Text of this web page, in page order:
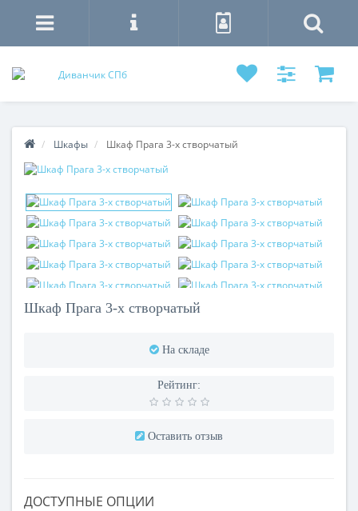
Шкафы Шкаф Прага 3-х створчатый
Шкаф Прага 3-х створчатый
На складе
Рейтинг:
Оставить отзыв
ДОСТУПНЫЕ ОПЦИИ